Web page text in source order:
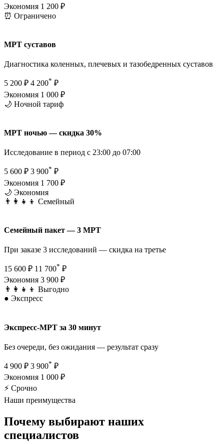
Экономия 1 200 ₽
⏰ Ограничено
МРТ суставов
Диагностика коленных, плечевых и тазобедренных суставов
5 200 ₽ 4 200* ₽
Экономия 1 000 ₽
🌙 Ночной тариф
МРТ ночью — скидка 30%
Исследование в период с 23:00 до 07:00
5 600 ₽ 3 900* ₽
Экономия 1 700 ₽
🌙 Экономия
👨‍👩‍👧‍👦 Семейный
Семейный пакет — 3 МРТ
При заказе 3 исследований — скидка на третье
15 600 ₽ 11 700* ₽
Экономия 3 900 ₽
👨‍👩‍👧‍👦 Выгодно
● Экспресс
Экспресс-МРТ за 30 минут
Без очереди, без ожидания — результат сразу
4 900 ₽ 3 900* ₽
Экономия 1 000 ₽
⚡ Срочно
Наши преимущества
Почему выбирают наших
специалистов